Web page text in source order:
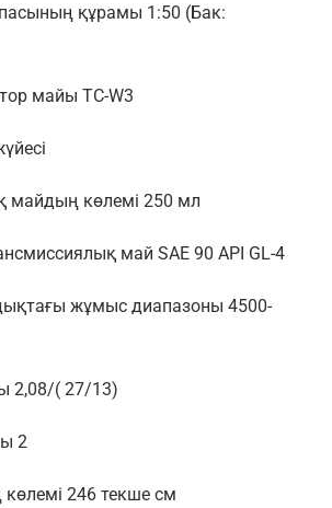
құрамы 1:50 (Бак:
майы TC-W3
майдың көлемі 250 мл
май SAE 90 API GL-4
жұмыс диапазоны 4500-
2,08/( 27/13)
2
246 текше см